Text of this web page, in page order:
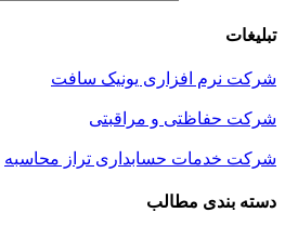
تبلیغات
شرکت نرم افزاری یونیک سافت
شرکت حفاظتی و مراقبتی
شرکت خدمات حسابداری تراز محاسبه
دسته بندی مطالب